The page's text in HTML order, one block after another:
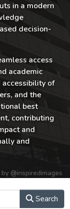
in a modern
decision-
access
academic
accessibility of
and the
best
contributing
and
and
@inspiredimages
Search